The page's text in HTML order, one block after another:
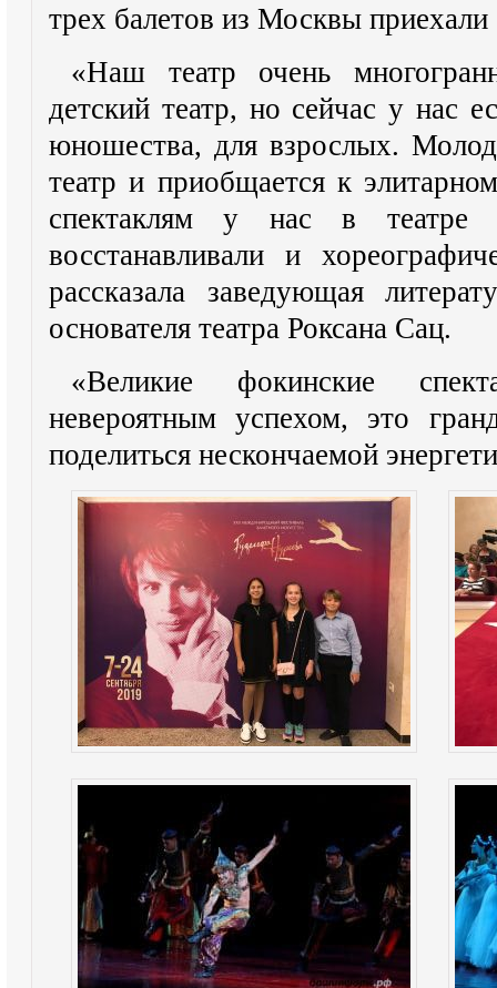
трех балетов из Москвы приехали
«Наш театр очень
детский театр, но сейчас у нас
юношества, для взрослых.
театр и приобщается к
спектаклям у нас в
восстанавливали и
рассказала заведующая
основателя театра Роксана Сац.
«Великие фокинские
невероятным успехом, это
поделиться нескончаемой